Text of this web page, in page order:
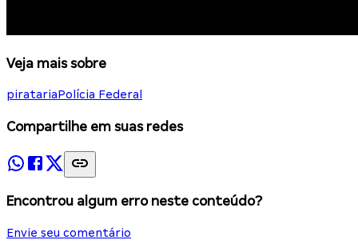
Veja mais sobre
piratariaPolícia Federal
Compartilhe em suas redes
Encontrou algum erro neste conteúdo?
Envie seu comentário